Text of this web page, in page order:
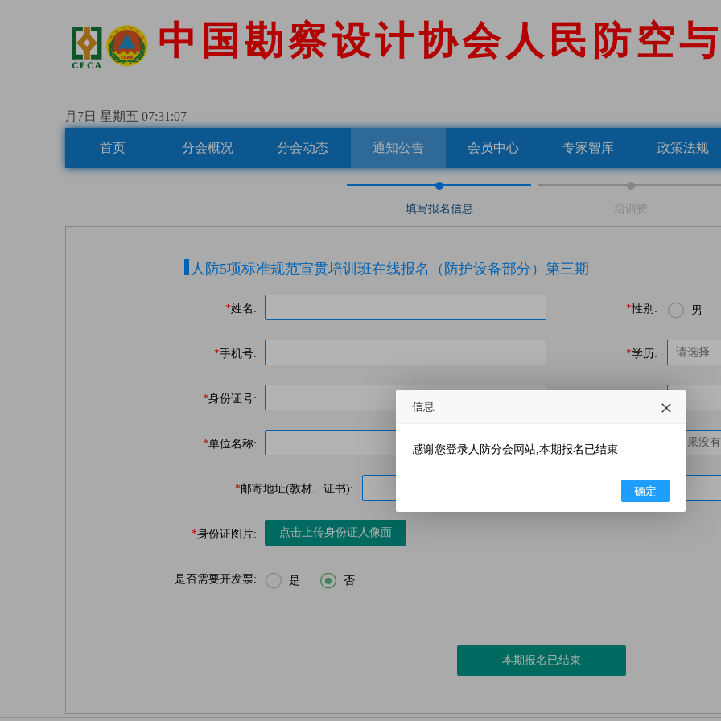
中 国 勘察设计协会 人 民 防空与
月7日 星期五 07:31:08
首页 分会概况 分会动态 通知公告 会员中心 专家智库 政策法规
填写报名信息 培训费
人防5项标准规范宣贯培训班在线报名（防护设备部分）第三期
*姓名: *性别:  男
*手机号: *学历:
*身份证号:
*单位名称: 职务职称:
*邮寄地址(教材、证书):
*身份证图片: 点击上传身份证人像面
是否需要开发票:  是  否
本期报名已结束
信息
感谢您登录人防分会网站,本期报名已结束
确定